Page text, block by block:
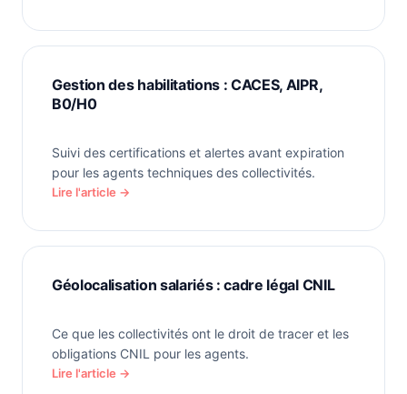
Gestion des habilitations : CACES, AIPR,
B0/H0
Suivi des certifications et alertes avant expiration
pour les agents techniques des collectivités.
Lire l'article →
Géolocalisation salariés : cadre légal CNIL
Ce que les collectivités ont le droit de tracer et les
obligations CNIL pour les agents.
Lire l'article →